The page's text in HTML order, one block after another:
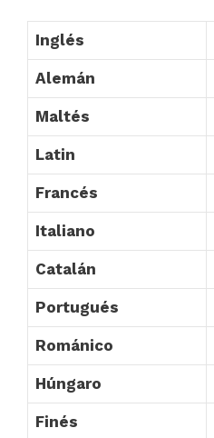
Inglés
Alemán
Maltés
Latin
Francés
Italiano
Catalán
Portugués
Románico
Húngaro
Finés